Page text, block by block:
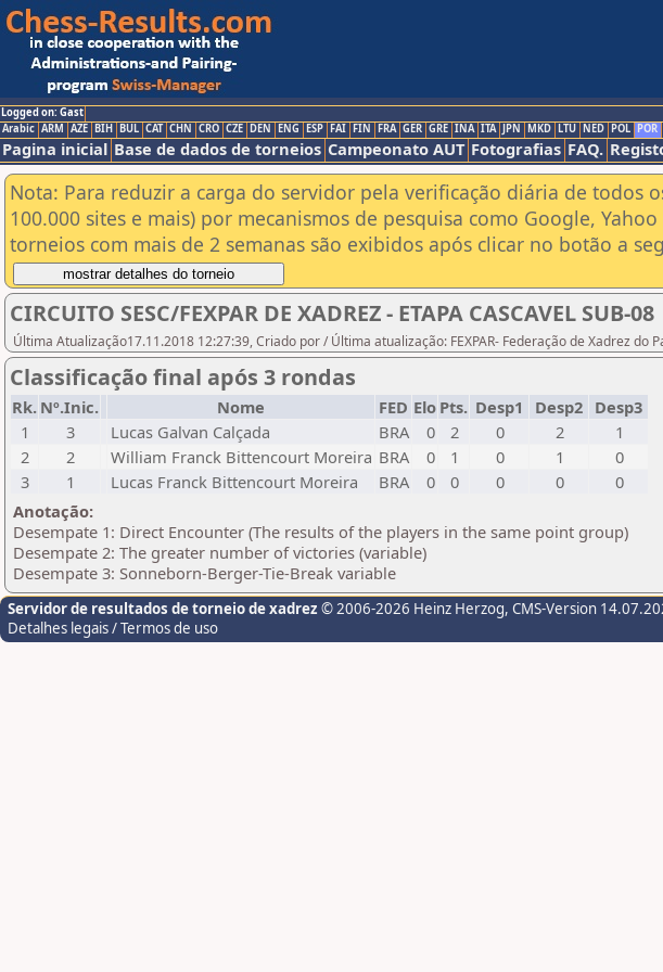
Logged on: Gast
Arabic ARM AZE BIH BUL CAT CHN CRO CZE DEN ENG ESP FAI FIN FRA GER GRE INA ITA JPN MKD LTU NED POL POR
Pagina inicial Base de dados de torneios Campeonato AUT Fotografias FAQ.
Nota: Para reduzir a carga do servidor pela verificação diária de todos
100.000 sites e mais) por mecanismos de pesquisa como Google,
torneios com mais de 2 semanas são exibidos após clicar no botão a
CIRCUITO SESC/FEXPAR DE XADREZ - ETAPA CASCAVEL SUB-08
Última Atualização17.11.2018 12:27:39, Criado por / Última atualização: FEXPAR- Federação de Xadrez do
Classificação final após 3 rondas
Rk. Nº.Inic. Nome FED Elo Pts. Desp1 Desp2 Desp3
1
3 Lucas Galvan Calçada BRA 0 2 0 2
1
2
2 William Franck Bittencourt Moreira BRA 0 1 0 1
0
3
1 Lucas Franck Bittencourt Moreira BRA 0 0 0 0
0
Anotação:
Desempate 1: Direct Encounter (The results of the players in the same point group)
Desempate 2: The greater number of victories (variable)
Desempate 3: Sonneborn-Berger-Tie-Break variable
Servidor de resultados de torneio de xadrez © 2006-2026 Heinz Herzog, CMS-Version
Detalhes legais / Termos de uso